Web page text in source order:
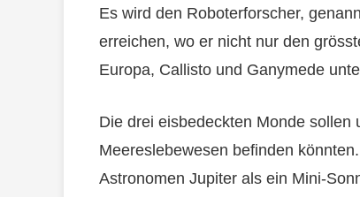
Es wird den Roboterforscher,
erreichen, wo er nicht nur den
Europa, Callisto und Ganymede
Die drei eisbedeckten Monde
Meereslebewesen befinden
Astronomen Jupiter als ein Mini-